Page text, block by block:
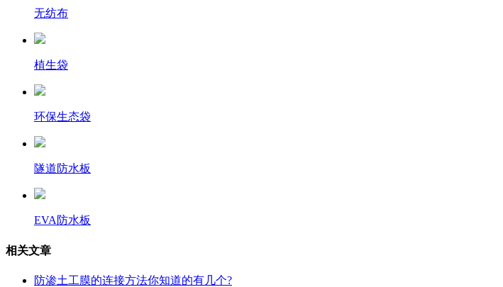
无纺布
植生袋
环保生态袋
隧道防水板
EVA防水板
相关文章
防渗土工膜的连接方法你知道的有几个?